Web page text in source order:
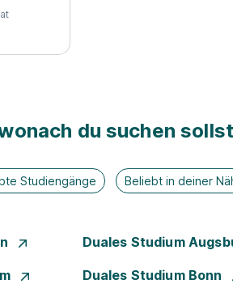
du suchen
Studiengänge Beliebt in deiner
Duales Studium
Duales Studium Bonn